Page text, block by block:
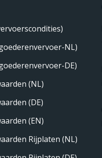
NL)
DE)
(NL)
(DE)
(EN)
Rijplaten (NL)